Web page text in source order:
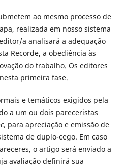
ao mesmo processo de
realizada em nosso sistema
a analisará a adequação
Recorde, a obediência às
do trabalho. Os editores
primeira fase.
e temáticos exigidos pela
a um ou dois pareceristas
, para apreciação e emissão de
de duplo-cego. Em caso
o artigo será enviado a
avaliação definirá sua